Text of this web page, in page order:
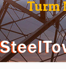
Turm